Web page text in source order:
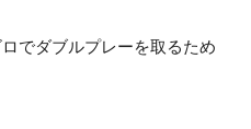
でダブルプレーを取るため